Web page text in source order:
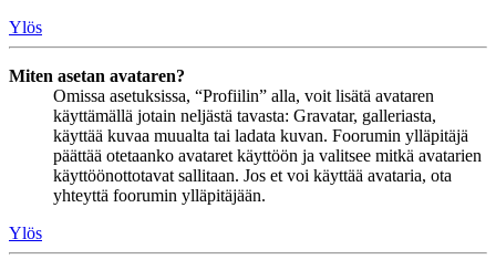
Ylös
Miten asetan avataren?
Omissa asetuksissa, “Profiilin” alla, voit lisätä avataren
käyttämällä jotain neljästä tavasta: Gravatar, galleriasta,
käyttää kuvaa muualta tai ladata kuvan. Foorumin ylläpitäjä
päättää otetaanko avataret käyttöön ja valitsee mitkä avatarien
käyttöönottotavat sallitaan. Jos et voi käyttää avataria, ota
yhteyttä foorumin ylläpitäjään.
Ylös